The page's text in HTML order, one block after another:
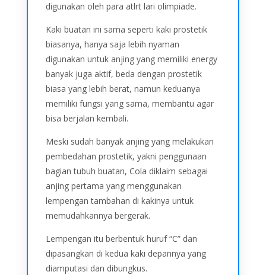
digunakan oleh para atlrt lari olimpiade.
Kaki buatan ini sama seperti kaki prostetik
biasanya, hanya saja lebih nyaman
digunakan untuk anjing yang memiliki energy
banyak juga aktif, beda dengan prostetik
biasa yang lebih berat, namun keduanya
memiliki fungsi yang sama, membantu agar
bisa berjalan kembali.
Meski sudah banyak anjing yang melakukan
pembedahan prostetik, yakni penggunaan
bagian tubuh buatan, Cola diklaim sebagai
anjing pertama yang menggunakan
lempengan tambahan di kakinya untuk
memudahkannya bergerak.
Lempengan itu berbentuk huruf “C” dan
dipasangkan di kedua kaki depannya yang
diamputasi dan dibungkus.